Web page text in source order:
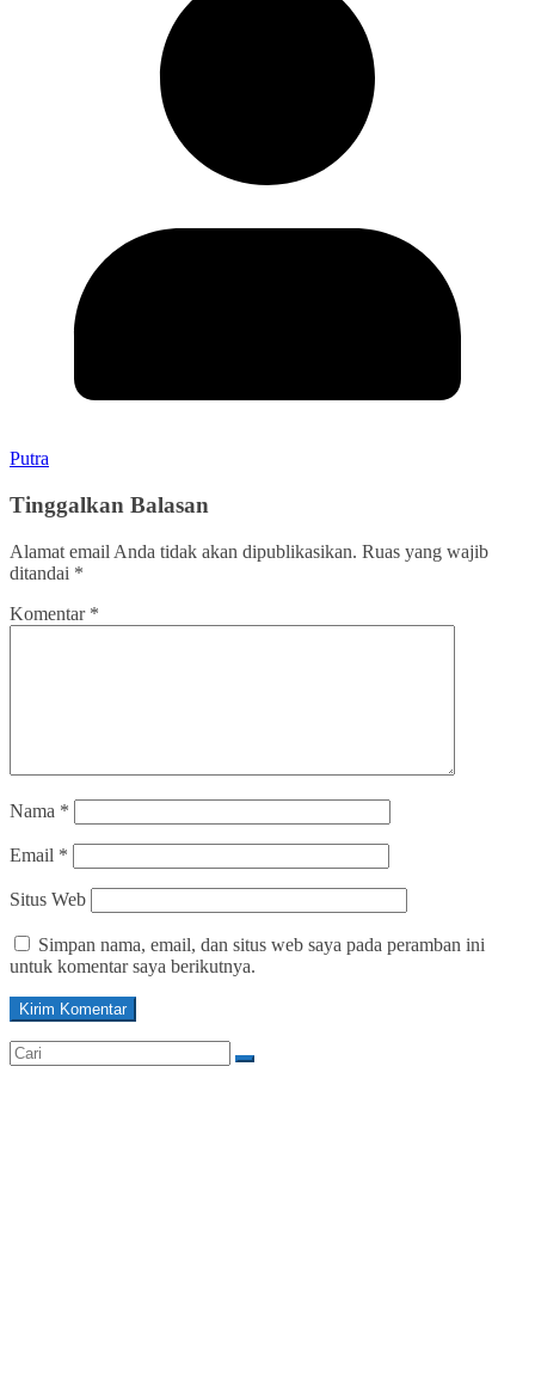
Putra
Tinggalkan Balasan
Alamat email Anda tidak akan dipublikasikan. Ruas yang wajib
ditandai *
Komentar *
Nama *
Email *
Situs Web
Simpan nama, email, dan situs web saya pada peramban ini
untuk komentar saya berikutnya.